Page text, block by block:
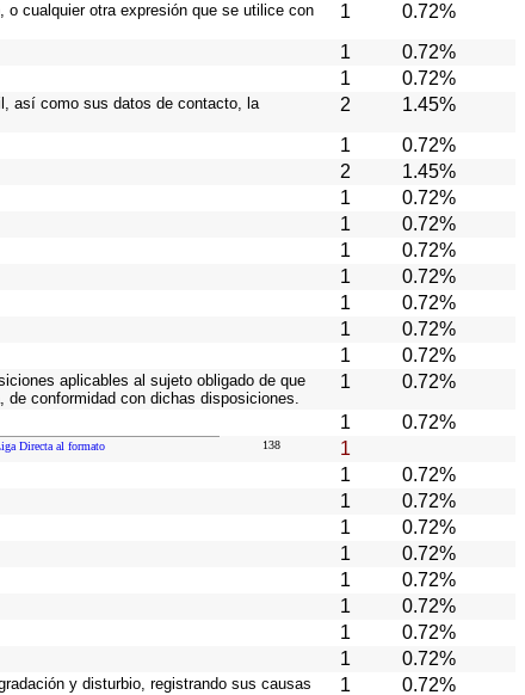
cualquier otra expresión que se utilice con
1 0.72%
1 0.72%
1 0.72%
así como sus datos de contacto, la
2 1.45%
1 0.72%
2 1.45%
1 0.72%
1 0.72%
1 0.72%
1 0.72%
1 0.72%
1 0.72%
1 0.72%
aplicables al sujeto obligado de que
conformidad con dichas disposiciones.
1 0.72%
1 0.72%
Directa al formato 138 1
1 0.72%
1 0.72%
1 0.72%
1 0.72%
1 0.72%
1 0.72%
1 0.72%
1 0.72%
y disturbio, registrando sus causas
1 0.72%